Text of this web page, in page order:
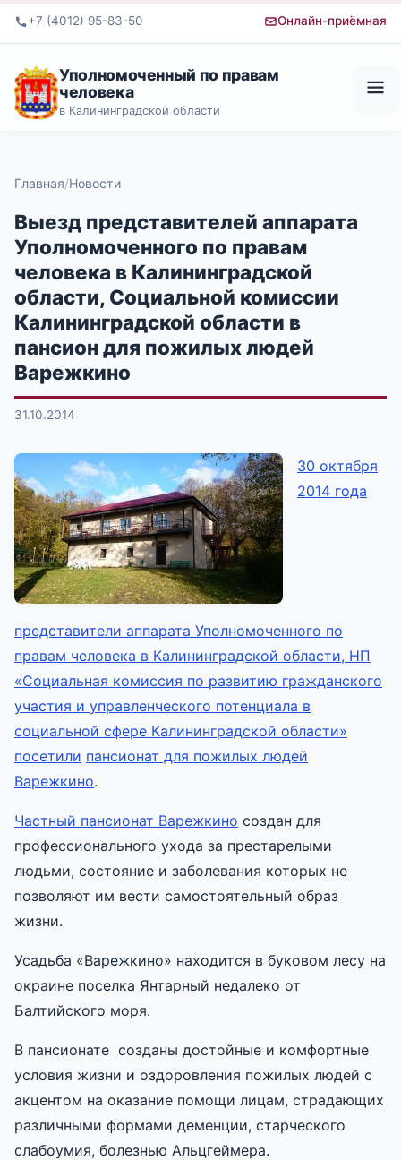
+7 (4012) 95-83-50 Онлайн-приёмная
Уполномоченный по правам
человека
в Калининградской области
Главная Новости
Выезд представителей аппарата
Уполномоченного по правам
человека в Калининградской
области, Социальной комиссии
Калининградской области в
пансион для пожилых людей
Варежкино
31.10.2014
30 октября
2014 года
представители аппарата Уполномоченного по
правам человека в Калининградской области, НП
«Социальная комиссия по развитию гражданского
участия и управленческого потенциала в
социальной сфере Калининградской области»
посетили пансионат для пожилых людей
Варежкино.
Частный пансионат Варежкино создан для
профессионального ухода за престарелыми
людьми, состояние и заболевания которых не
позволяют им вести самостоятельный образ
жизни.
Усадьба «Варежкино» находится в буковом лесу на
окраине поселка Янтарный недалеко от
Балтийского моря.
В пансионате созданы достойные и комфортные
условия жизни и оздоровления пожилых людей с
акцентом на оказание помощи лицам, страдающих
различными формами деменции, старческого
слабоумия, болезнью Альцгеймера.